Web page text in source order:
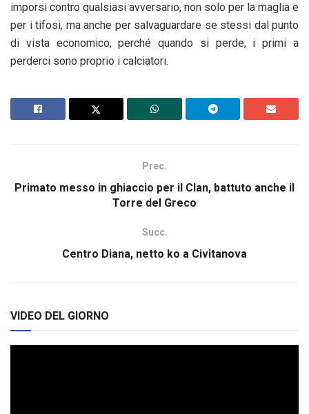
imporsi contro qualsiasi avversario, non solo per la maglia e
per i tifosi, ma anche per salvaguardare se stessi dal punto
di vista economico, perché quando si perde, i primi a
perderci sono proprio i calciatori.
Prec.
Primato messo in ghiaccio per il Clan, battuto anche il
Torre del Greco
Succ.
Centro Diana, netto ko a Civitanova
VIDEO DEL GIORNO